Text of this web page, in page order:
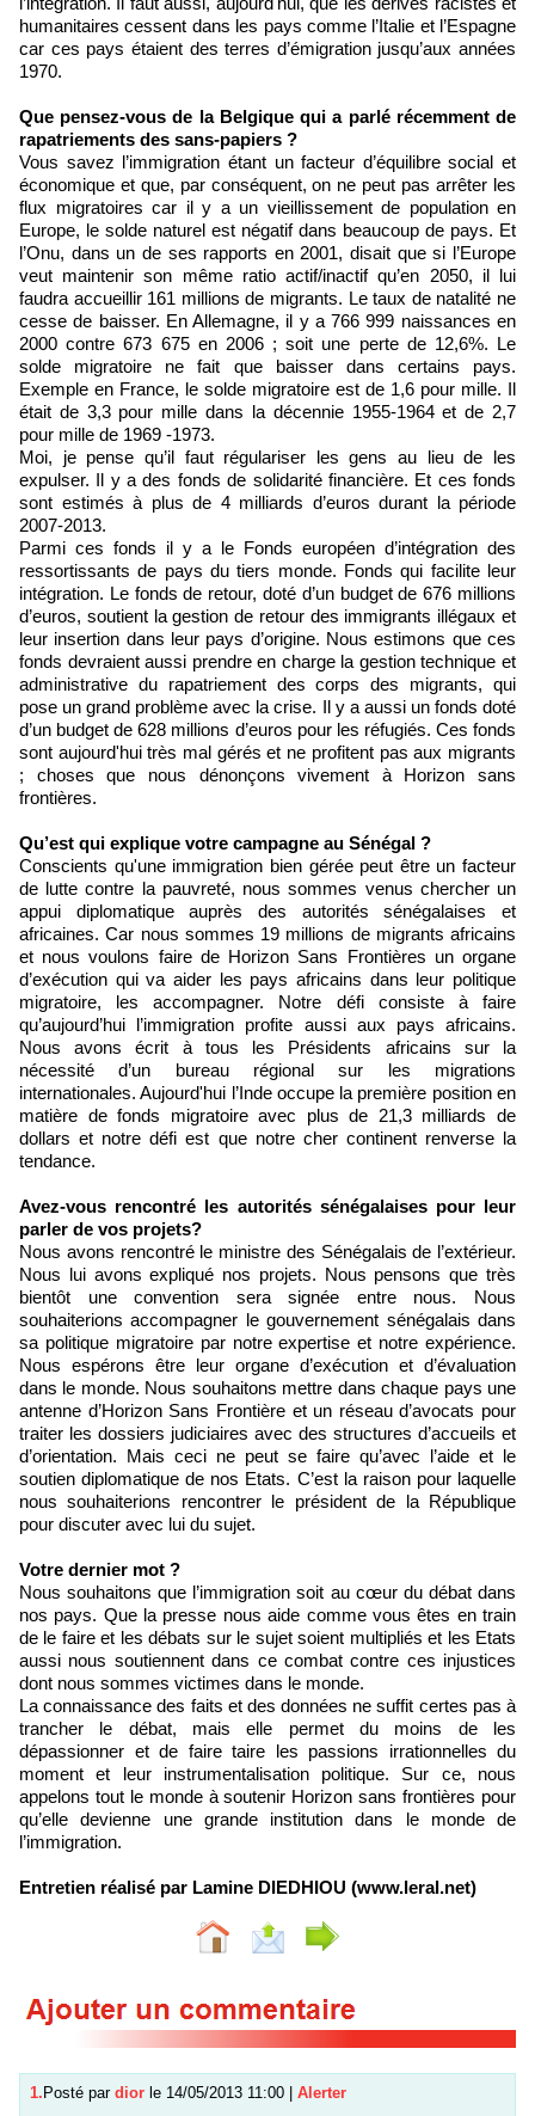
humanitaires cessent dans les pays comme l’Italie et l’Espagne
car ces pays étaient des terres d’émigration jusqu’aux années
1970.
Que pensez-vous de la Belgique qui a parlé récemment de
rapatriements des sans-papiers ?
Vous savez l’immigration étant un facteur d’équilibre social et
économique et que, par conséquent, on ne peut pas arrêter les
flux migratoires car il y a un vieillissement de population en
Europe, le solde naturel est négatif dans beaucoup de pays. Et
l’Onu, dans un de ses rapports en 2001, disait que si l’Europe
veut maintenir son même ratio actif/inactif qu’en 2050, il lui
faudra accueillir 161 millions de migrants. Le taux de natalité ne
cesse de baisser. En Allemagne, il y a 766 999 naissances en
2000 contre 673 675 en 2006 ; soit une perte de 12,6%. Le
solde migratoire ne fait que baisser dans certains pays.
Exemple en France, le solde migratoire est de 1,6 pour mille. Il
était de 3,3 pour mille dans la décennie 1955-1964 et de 2,7
pour mille de 1969 -1973.
Moi, je pense qu’il faut régulariser les gens au lieu de les
expulser. Il y a des fonds de solidarité financière. Et ces fonds
sont estimés à plus de 4 milliards d’euros durant la période
2007-2013.
Parmi ces fonds il y a le Fonds européen d’intégration des
ressortissants de pays du tiers monde. Fonds qui facilite leur
intégration. Le fonds de retour, doté d’un budget de 676 millions
d’euros, soutient la gestion de retour des immigrants illégaux et
leur insertion dans leur pays d’origine. Nous estimons que ces
fonds devraient aussi prendre en charge la gestion technique et
administrative du rapatriement des corps des migrants, qui
pose un grand problème avec la crise. Il y a aussi un fonds doté
d’un budget de 628 millions d’euros pour les réfugiés. Ces fonds
sont aujourd'hui très mal gérés et ne profitent pas aux migrants
; choses que nous dénonçons vivement à Horizon sans
frontières.
Qu’est qui explique votre campagne au Sénégal ?
Conscients qu'une immigration bien gérée peut être un facteur
de lutte contre la pauvreté, nous sommes venus chercher un
appui diplomatique auprès des autorités sénégalaises et
africaines. Car nous sommes 19 millions de migrants africains
et nous voulons faire de Horizon Sans Frontières un organe
d’exécution qui va aider les pays africains dans leur politique
migratoire, les accompagner. Notre défi consiste à faire
qu’aujourd’hui l’immigration profite aussi aux pays africains.
Nous avons écrit à tous les Présidents africains sur la
nécessité d’un bureau régional sur les migrations
internationales. Aujourd'hui l’Inde occupe la première position en
matière de fonds migratoire avec plus de 21,3 milliards de
dollars et notre défi est que notre cher continent renverse la
tendance.
Avez-vous rencontré les autorités sénégalaises pour leur
parler de vos projets?
Nous avons rencontré le ministre des Sénégalais de l’extérieur.
Nous lui avons expliqué nos projets. Nous pensons que très
bientôt une convention sera signée entre nous. Nous
souhaiterions accompagner le gouvernement sénégalais dans
sa politique migratoire par notre expertise et notre expérience.
Nous espérons être leur organe d’exécution et d’évaluation
dans le monde. Nous souhaitons mettre dans chaque pays une
antenne d’Horizon Sans Frontière et un réseau d’avocats pour
traiter les dossiers judiciaires avec des structures d’accueils et
d’orientation. Mais ceci ne peut se faire qu’avec l’aide et le
soutien diplomatique de nos Etats. C’est la raison pour laquelle
nous souhaiterions rencontrer le président de la République
pour discuter avec lui du sujet.
Votre dernier mot ?
Nous souhaitons que l’immigration soit au cœur du débat dans
nos pays. Que la presse nous aide comme vous êtes en train
de le faire et les débats sur le sujet soient multipliés et les Etats
aussi nous soutiennent dans ce combat contre ces injustices
dont nous sommes victimes dans le monde.
La connaissance des faits et des données ne suffit certes pas à
trancher le débat, mais elle permet du moins de les
dépassionner et de faire taire les passions irrationnelles du
moment et leur instrumentalisation politique. Sur ce, nous
appelons tout le monde à soutenir Horizon sans frontières pour
qu’elle devienne une grande institution dans le monde de
l’immigration.
Entretien réalisé par Lamine DIEDHIOU (www.leral.net)
1. Posté par dior le 14/05/2013 11:00 Alerter